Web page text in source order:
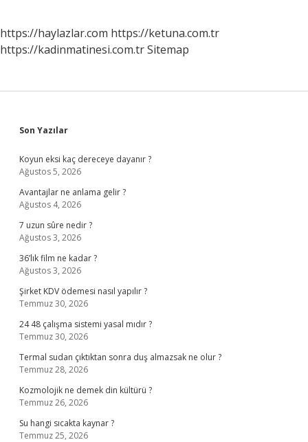
https://haylazlar.com https://ketuna.com.tr
https://kadinmatinesi.com.trSitemap
Sidebar
Son Yazılar
Koyun eksi kaç dereceye dayanır ?
Ağustos 5, 2026
Avantajlar ne anlama gelir ?
Ağustos 4, 2026
7 uzun sûre nedir ?
Ağustos 3, 2026
36’lık film ne kadar ?
Ağustos 3, 2026
Şirket KDV ödemesi nasıl yapılır ?
Temmuz 30, 2026
24 48 çalışma sistemi yasal mıdır ?
Temmuz 30, 2026
Termal sudan çıktıktan sonra duş almazsak ne olur ?
Temmuz 28, 2026
Kozmolojik ne demek din kültürü ?
Temmuz 26, 2026
Su hangi sıcakta kaynar ?
Temmuz 25, 2026